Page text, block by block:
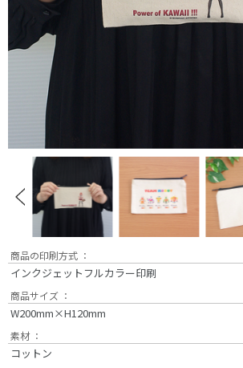
商品の印刷方式 ：
インクジェットフルカラー印刷
商品サイズ ：
W200mm×H120mm
素材 ：
コットン